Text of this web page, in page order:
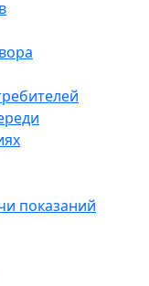
показаний